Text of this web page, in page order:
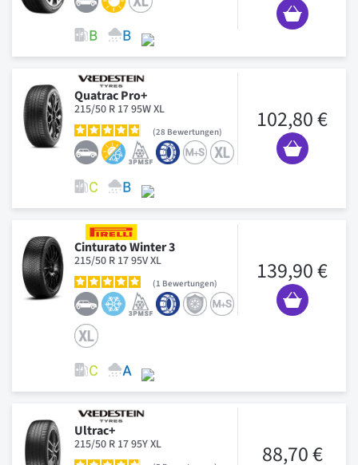
Quatrac Pro+
215/50 R 17 95W XL
28 Bewertungen 102,80 €
Cinturato Winter 3
215/50 R 17 95V XL
1 Bewertungen 139,90 €
Ultrac+
215/50 R 17 95Y XL 88,70 €